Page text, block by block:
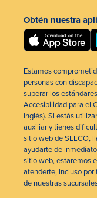
Obtén nuestra
Estamos
personas con
superar los
Accesibilidad para el
inglés). Si estás
auxiliar y tienes
sitio web de SELCO,
ayudarte de
sitio web, estaremos
atenderte, incluso
de nuestras